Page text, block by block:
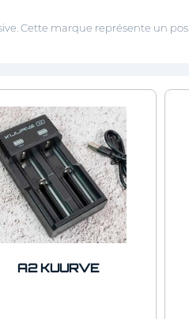
Cette marque représente un
A2 KUURVE